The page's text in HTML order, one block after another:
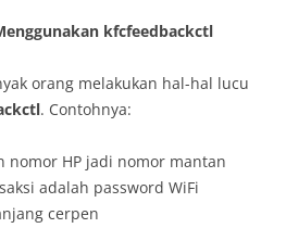
kfcfeedbackctl
orang melakukan hal-hal lucu
. Contohnya:
nomor HP jadi nomor mantan
adalah password WiFi
cerpen